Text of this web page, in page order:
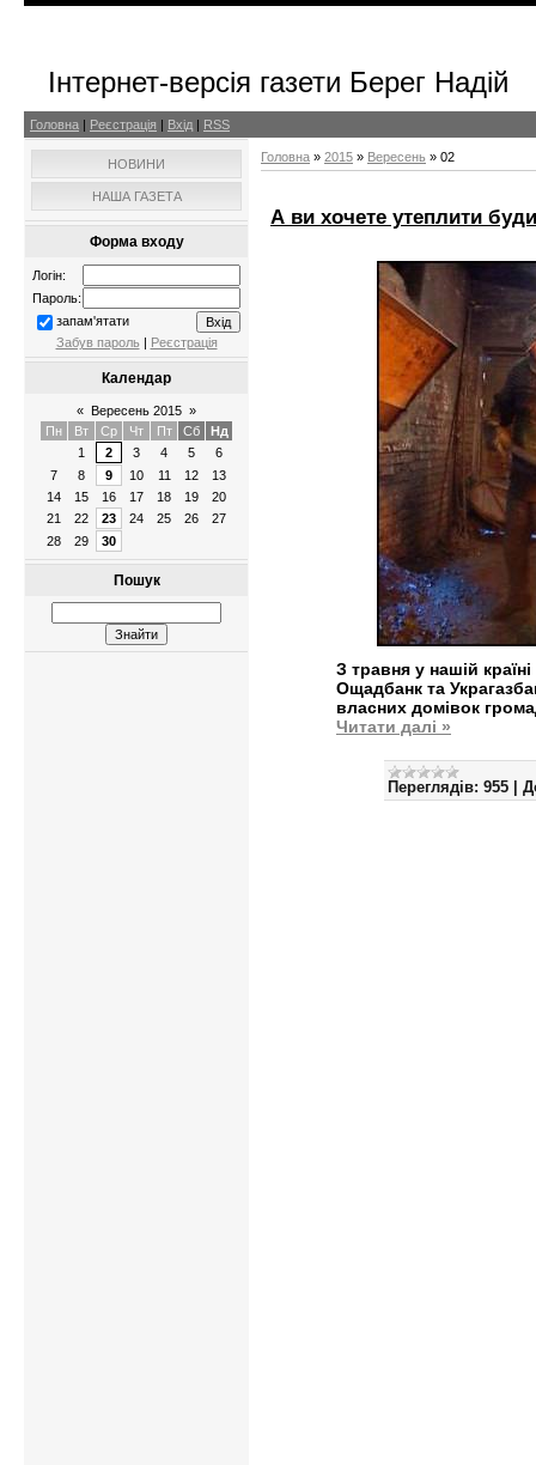
Інтернет-версія газети Берег Надій
Головна | Реєстрація | Вхід | RSS
НОВИНИ
НАША ГАЗЕТА
Форма входу
Логін:
Пароль:
запам'ятати
Забув пароль | Реєстрація
Календар
« Вересень 2015 »
Пн
Вт Ср Чт Пт Сб
Нд
1
2 3 4 5
6
7
8 9 10 11 12
13
14
15 16 17 18 19
20
21
22 23 24 25 26
27
28
29 30
Пошук
Головна » 2015 » Вересень » 02
А ви хочете утеплити
З травня у нашій
Ощадбанк та
власних домівок
Читати далі »
Переглядів: 955